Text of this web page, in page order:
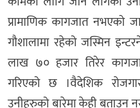
प्रामाणिक कागजात नभएको
गौशालामा रहेको जस्मिन
लाख ७० हजार तिरेर
गरिएको छ ।वैदेशिक
उनीहरुको बारेमा केही बताउन